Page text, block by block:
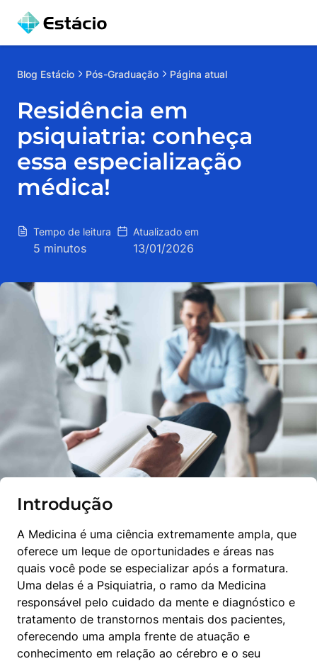
Blog Estácio Pós-Graduação Página atual
Residência em
psiquiatria: conheça
essa especialização
médica!
Tempo de leitura
5 minutos
Atualizado em
13/01/2026
Introdução
A Medicina é uma ciência extremamente ampla, que
oferece um leque de oportunidades e áreas nas
quais você pode se especializar após a formatura.
Uma delas é a Psiquiatria, o ramo da Medicina
responsável pelo cuidado da mente e diagnóstico e
tratamento de transtornos mentais dos pacientes,
oferecendo uma ampla frente de atuação e
conhecimento em relação ao cérebro e o seu